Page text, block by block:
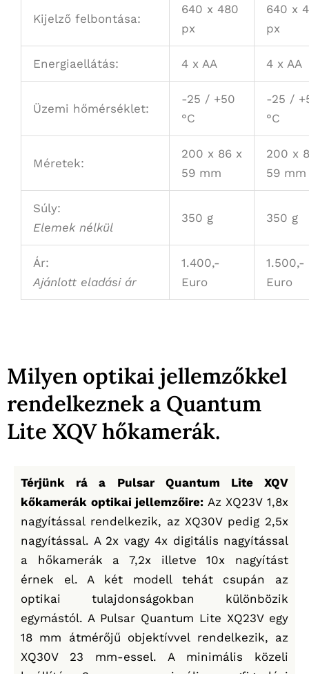
Kijelző felbontása:
640 x 480
px
640 x
px
Energiaellátás: 4 x AA 4 x AA
Üzemi hőmérséklet:
-25 / +50
°C
-25 /
°C
Méretek:
200 x 86 x
59 mm
200 x
59 mm
Súly:
Elemek nélkül
350 g 350 g
Ár:
Ajánlott eladási ár
1.400,-
Euro
1.500,-
Euro
Milyen optikai jellemzőkkel
rendelkeznek a Quantum
Lite XQV hőkamerák.
Térjünk rá a Pulsar Quantum Lite XQV
kőkamerák optikai jellemzőire: Az XQ23V 1,8x
nagyítással rendelkezik, az XQ30V pedig 2,5x
nagyítással. A 2x vagy 4x digitális nagyítással
a hőkamerák a 7,2x illetve 10x nagyítást
érnek el. A két modell tehát csupán az
optikai tulajdonságokban különbözik
egymástól. A Pulsar Quantum Lite XQ23V egy
18 mm átmérőjű objektívvel rendelkezik, az
XQ30V 23 mm-essel. A minimális közeli